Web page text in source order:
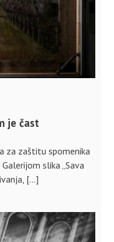
je čast
za zaštitu spomenika
slika „Sava
[…]